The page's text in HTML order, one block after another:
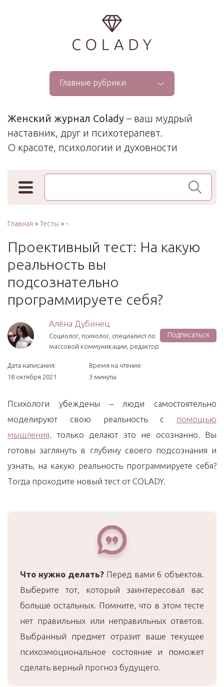
...
Главные рубрики
Женский журнал Colady – ваш мудрый
наставник, друг и психотерапевт.
О красоте, психологии и духовности
Поиск по сайту
Главная > Тесты > -
Проективный тест: На какую
реальность вы
подсознательно
программируете себя?
Алёна Дубинец
Социолог, психолог, специалист по
массовой коммуникации, редактор
Подписаться
Дата написания:
18 октября 2021
Время на чтение:
3 минуты
Психологи убеждены – люди самостоятельно
моделируют свою реальность с помощью
мышления, только делают это не осознанно. Вы
готовы заглянуть в глубину своего подсознания и
узнать, на какую реальность программируете себя?
Тогда проходите новый тест от COLADY.
Что нужно делать? Перед вами 6 объектов.
Выберите тот, который заинтересовал вас
больше остальных. Помните, что в этом тесте
нет правильных или неправильных ответов.
Выбранный предмет отразит ваше текущее
психоэмоциональное состояние и поможет
сделать верный прогноз будущего.